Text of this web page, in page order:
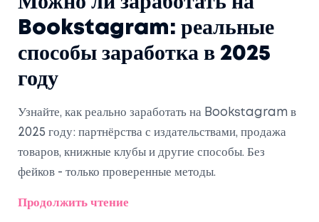
Bookstagram: реальные
способы заработка в 2025
году
Узнайте, как реально заработать на Bookstagram в
2025 году: партнёрства с издательствами, продажа
товаров, книжные клубы и другие способы. Без
фейков - только проверенные методы.
Продолжить чтение